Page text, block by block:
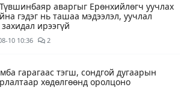
аваргыг Ерөнхийлөгч уучлах
гэдэг нь ташаа мэдээлэл, уучлал
захидал ирээгүй
10 10:36 2
гарагаас тэгш, сондгой дугаарын
хөдөлгөөнд оролцоно